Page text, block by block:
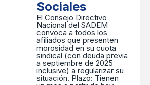
Sociales
​El Consejo Directivo
Nacional del SADEM
convoca a todos los
afiliados que presenten
morosidad en su cuota
sindical (con deuda previa
a septiembre de 2025
inclusive) a regularizar su
situación. ​Plazo: Tienen